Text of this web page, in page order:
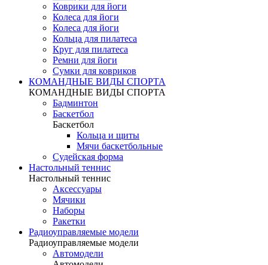
Коврики для йоги
Колеса для йоги
Колеса для йоги
Кольца для пилатеса
Круг для пилатеса
Ремни для йоги
Сумки для ковриков
КОМАНДНЫЕ ВИДЫ СПОРТА
КОМАНДНЫЕ ВИДЫ СПОРТА
Бадминтон
Баскетбол
Баскетбол
Кольца и щиты
Мячи баскетбольные
Судейская форма
Настольный теннис
Настольный теннис
Аксессуары
Мячики
Наборы
Ракетки
Радиоуправляемые модели
Радиоуправляемые модели
Автомодели